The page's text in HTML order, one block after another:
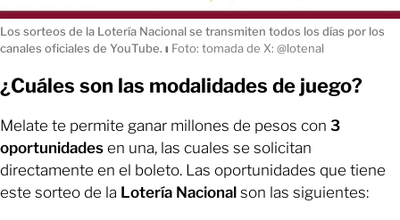
Los sorteos de la Lotería Nacional se transmiten todos los días por los
canales oficiales de YouTube. ı Foto: tomada de X: @lotenal
¿Cuáles son las modalidades de juego?
Melate te permite ganar millones de pesos con 3
oportunidades en una, las cuales se solicitan
directamente en el boleto. Las oportunidades que tiene
este sorteo de la Lotería Nacional son las siguientes: